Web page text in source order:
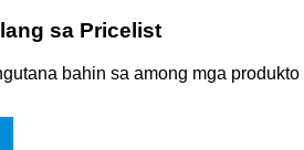
sa Pricelist
bahin sa among mga